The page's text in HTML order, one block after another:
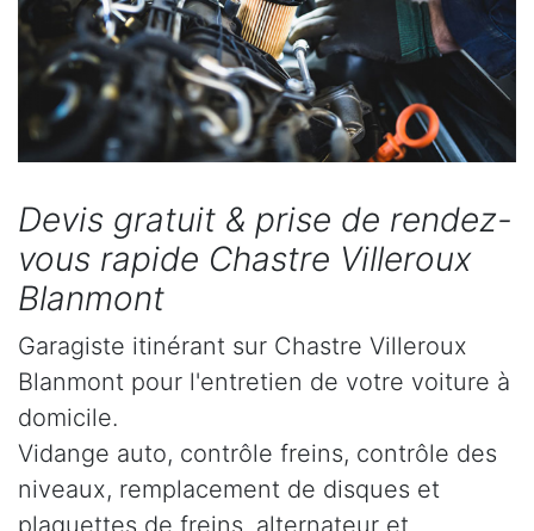
Devis gratuit & prise de rendez-
vous rapide Chastre Villeroux
Blanmont
Garagiste itinérant sur Chastre Villeroux
Blanmont pour l'entretien de votre voiture à
domicile.
Vidange auto, contrôle freins, contrôle des
niveaux, remplacement de disques et
plaquettes de freins, alternateur et